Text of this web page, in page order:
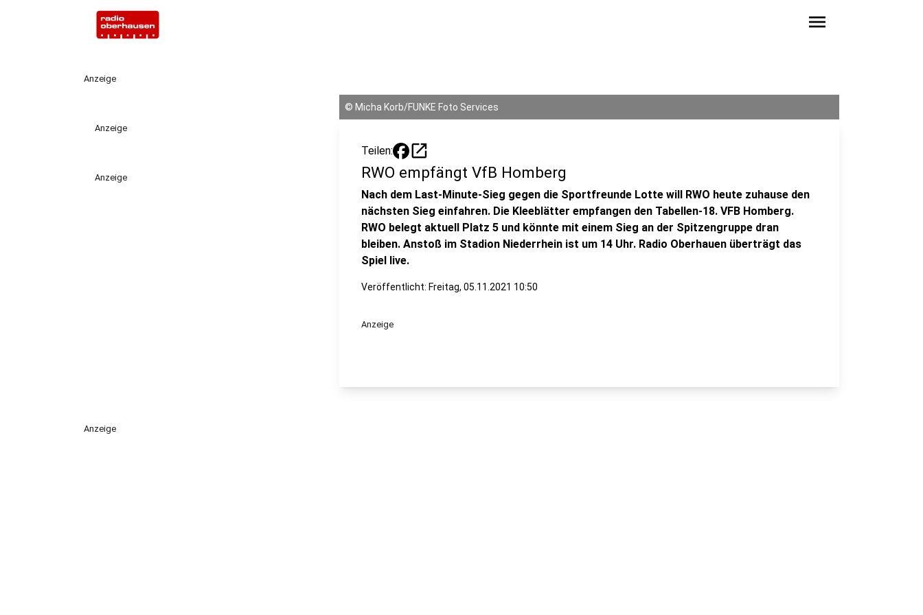
menu
Anzeige
Anzeige
Anzeige
© Micha Korb/FUNKE Foto Services
Teilen: open_in_new
RWO empfängt VfB Homberg
Nach dem Last-Minute-Sieg gegen die Sportfreunde Lotte will RWO heute zuhause den
nächsten Sieg einfahren. Die Kleeblätter empfangen den Tabellen-18. VFB Homberg.
RWO belegt aktuell Platz 5 und könnte mit einem Sieg an der Spitzengruppe dran
bleiben. Anstoß im Stadion Niederrhein ist um 14 Uhr. Radio Oberhauen überträgt das
Spiel live.
Veröffentlicht: Freitag, 05.11.2021 10:50
Anzeige
Anzeige